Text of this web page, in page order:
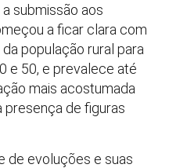
submissão aos
a ficar clara com
população rural para
e 50, e prevalece até
mais acostumada
presença de figuras
de evoluções e suas